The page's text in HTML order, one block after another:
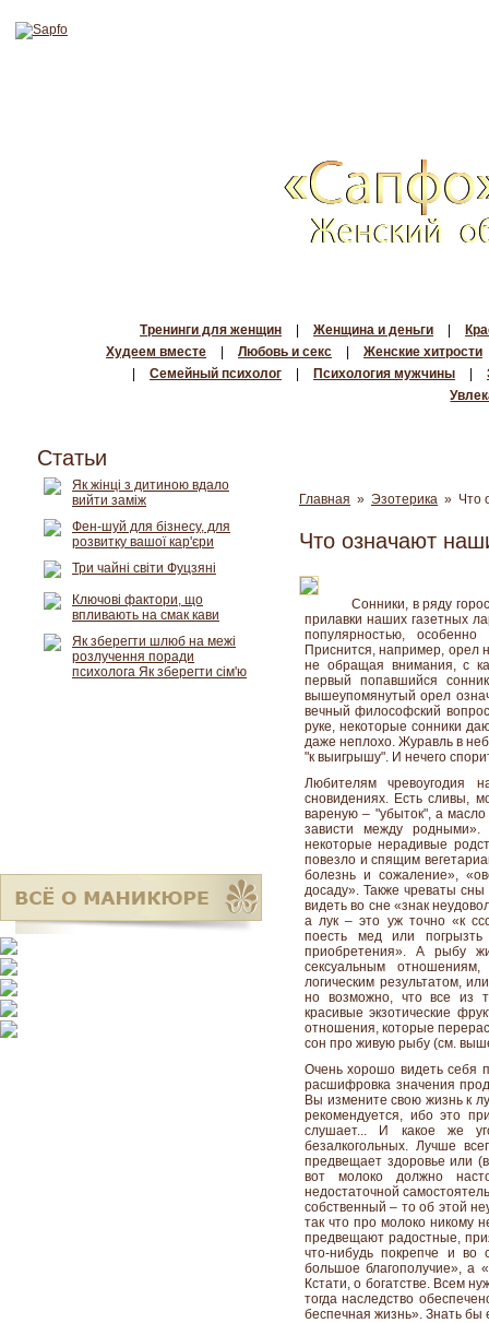
Тренинги для женщин Женщина и деньги
Худеем вместе
Любовь и секс
Женские хитрости
Семейный психолог Психология мужчины
Главная » Эзотерика » Что
Что означают
Сонники, в ряду
прилавки наших газетных
популярностью,
Приснится, например, орел
не обращая внимания, с
первый попавшийся
вышеупомянутый орел
вечный философский
руке, некоторые сонники
даже неплохо. Журавль в
"к выигрышу". И нечего
Любителям чревоугодия
сновидениях. Есть сливы,
вареную – "убыток", а
зависти между
некоторые нерадивые
повезло и спящим
болезнь и сожаление»,
досаду». Также чреваты
видеть во сне «знак
а лук – это уж точно «к
поесть мед или
приобретения». А рыбу
сексуальным
логическим результатом,
но возможно, что все из
красивые экзотические
отношения, которые
сон про живую рыбу (см.
Очень хорошо видеть себя
расшифровка значения
Вы измените свою жизнь к
рекомендуется, ибо это
слушает... И какое же
безалкогольных. Лучше
предвещает здоровье или
вот молоко должно
недостаточной
собственный – то об этой
так что про молоко никому
предвещают радостные,
что-нибудь покрепче и
большое благополучие», а
Кстати, о богатстве. Всем
тогда наследство
беспечная жизнь». Знать бы
Статьи
Як жінці з дитиною вдало
вийти заміж
Фен-шуй для бізнесу, для
розвитку вашої кар'єри
Три чайні світи Фуцзяні
Ключові фактори, що
впливають на смак кави
Як зберегти шлюб на межі
розлучення поради
психолога Як зберегти сім'ю